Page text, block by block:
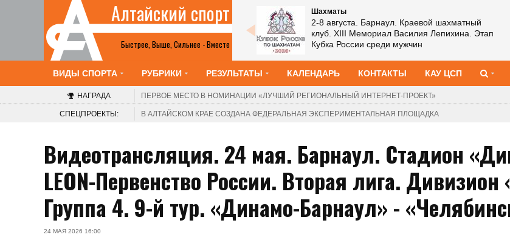
Быстрее, Выше, Сильнее - Вместе
Алтайский спорт
Шахматы
2-8 августа. Барнаул. Краевой шахматный
клуб. V турнир «Красоты Алтая». Этап Кубка
России среди женщин
Шахматы
2-8 августа. Барнаул. Краевой шахматный
клуб. XIII Мемориал Василия Лепихина. Этап
Кубка России среди мужчин
ВИДЫ СПОРТА РУБРИКИ РЕЗУЛЬТАТЫ КАЛЕНДАРЬ КОНТАКТЫ КАУ ЦСП
НАГРАДА ПЕРВОЕ МЕСТО В НОМИНАЦИИ «ЛУЧШИЙ РЕГИОНАЛЬНЫЙ ИНТЕРНЕТ-ПРОЕКТ»
СПЕЦПРОЕКТЫ: В АЛТАЙСКОМ КРАЕ СОЗДАНА ФЕДЕРАЛЬНАЯ ЭКСПЕРИМЕНТАЛЬНАЯ ПЛОЩАДКА
Видеотрансляция. 24 мая. Барнаул. Стадион
LEON-Первенство России. Вторая лига. Дивизион
Группа 4. 9-й тур. «Динамо-Барнаул» -
24 МАЯ 2026 16:00